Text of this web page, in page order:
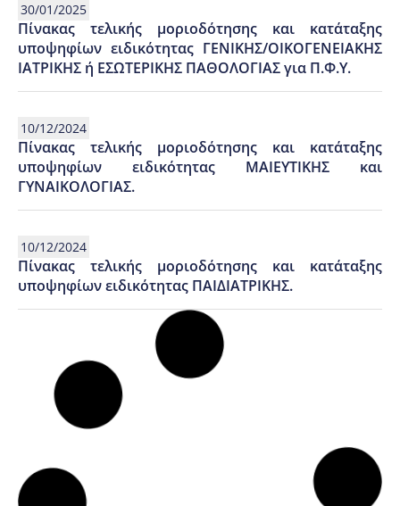
30/01/2025
Πίνακας τελικής μοριοδότησης και κατάταξης
υποψηφίων ειδικότητας ΓΕΝΙΚΗΣ/ΟΙΚΟΓΕΝΕΙΑΚΗΣ
ΙΑΤΡΙΚΗΣ ή ΕΣΩΤΕΡΙΚΗΣ ΠΑΘΟΛΟΓΙΑΣ για Π.Φ.Υ.
10/12/2024
Πίνακας τελικής μοριοδότησης και κατάταξης
υποψηφίων ειδικότητας ΜΑΙΕΥΤΙΚΗΣ και
ΓΥΝΑΙΚΟΛΟΓΙΑΣ.
10/12/2024
Πίνακας τελικής μοριοδότησης και κατάταξης
υποψηφίων ειδικότητας ΠΑΙΔΙΑΤΡΙΚΗΣ.